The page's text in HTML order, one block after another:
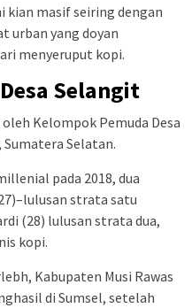
masif seiring dengan
urban yang doyan
menyeruput kopi.
Selangit
Kelompok Pemuda Desa
Selatan.
pada 2018, dua
strata satu
(28) lulusan strata dua,
kopi.
Kabupaten Musi Rawas
di Sumsel, setelah